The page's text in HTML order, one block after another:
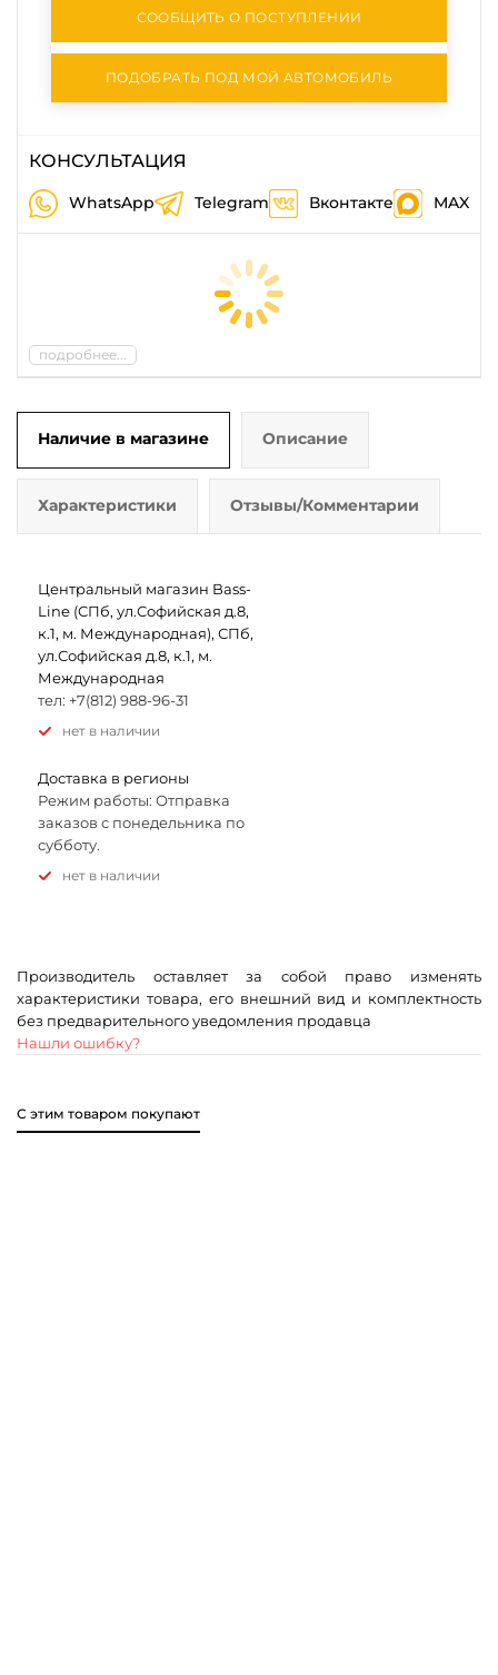
СООБЩИТЬ О ПОСТУПЛЕНИИ
ПОДОБРАТЬ ПОД МОЙ АВТОМОБИЛЬ
КОНСУЛЬТАЦИЯ
WhatsApp Telegram Вконтакте MAX
подробнее...
Наличие в магазине Описание
Характеристики Отзывы/Комментарии
Центральный магазин Bass-
Line (СПб, ул.Софийская д.8,
к.1, м. Международная), СПб,
ул.Софийская д.8, к.1, м.
Международная
тел: +7(812) 988-96-31
Нет в наличии
Доставка в регионы
Режим работы: Отправка
заказов с понедельника по
субботу.
Нет в наличии
Производитель оставляет за собой право изменять
характеристики товара, его внешний вид и комплектность
без предварительного уведомления продавца
Нашли ошибку?
С этим товаром покупают